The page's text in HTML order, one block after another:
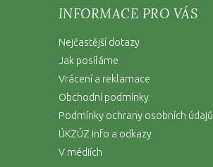
INFORMACE PRO VÁS
Nejčastější dotazy
Jak posíláme
Vrácení a reklamace
Obchodní podmínky
Podmínky ochrany osobních údajů
ÚKZÚZ info a odkazy
V médiích